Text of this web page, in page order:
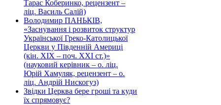
Тарас Коберинко, рецензент –
ліц. Василь Салій)
Володимир ПАНЬКІВ,
«Заснування і розвиток структур
Української Греко-Католицької
Церкви у Південній Америці
(кін. ХІХ – поч. ХХІ ст.)»
(науковий керівник – о. ліц.
Юрій Хамуляк, рецензент – о.
ліц. Андрій Нискогуз)
Звідки Церква бере гроші та куди
їх спрямовує?